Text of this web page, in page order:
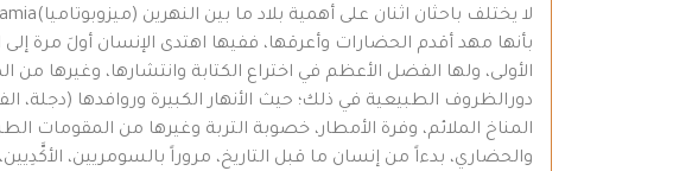
بأنها مهد أقدم الحضارات وأعرقها، ففيها اهتدى الإنسان أولَ مرة
الأولى، ولها الفضل الأعظم في اختراع الكتابة وانتشارها، وغيرها
دورالظروف الطبيعية في ذلك؛ حيث الأنهار الكبيرة وروافدها (دجلة،
المناخ الملائم، وفرة الأمطار، خصوبة التربة وغيرها من
والحضاري، بدءاً من إنسان ما قبل التاريخ، مروراً بالسومريين،